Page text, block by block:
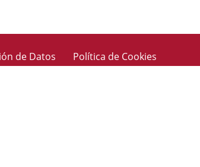
de Datos Política de Cookies